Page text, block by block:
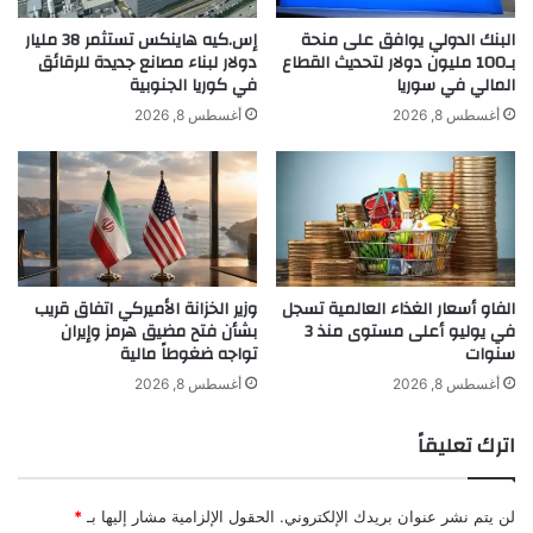
السلامة
اقرأ أيضًا:
واشنطن تدخلنا لدعم الين حال
دون حدوث اضطرابات في آسيا
اقرأ أيضًا: تباطؤ نمو وظائف القطاع ال
بأميركا في يوليو
ل
س
ة
ت
ص
ي
ن
ظ
ا
ر
ف
ج
ل
س
ة
ت
ص
ر
البنك الدولي يوافق على منحة
بـ100 مليون دولار لتحديث القطاع
المالي في سوريا
أغسطس 8, 2026
إس.كيه هاينكس تستثمر 38 مليار
دولار لبناء مصانع جديدة للرقائق
في كوريا الجنوبية
أغسطس 8, 2026
الفاو أسعار الغذاء العالمية تسجل
في يوليو أعلى مستوى منذ 3
سنوات
أغسطس 8, 2026
وزير الخزانة الأميركي اتفاق قريب
بشأن فتح مضيق هرمز وإيران
تواجه ضغوطاً مالية
أغسطس 8, 2026
اترك تعليقاً
لن يتم نشر عنوان بريدك الإلكتروني. الحقول الإلزامية مشار إليها بـ *